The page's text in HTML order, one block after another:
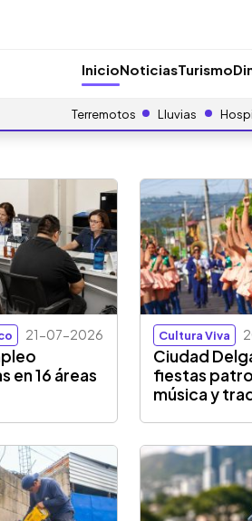
InicioNoticiasTurismo
Terremotos Lluvias
21-07-2026
en 16 áreas
Cultura Viva
Ciudad
fiestas
música y